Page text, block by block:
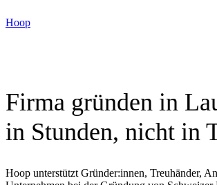
to
Hoop
Firma gründen in
in Stunden, nicht in
Hoop unterstützt Gründer:innen, Treuhänder,